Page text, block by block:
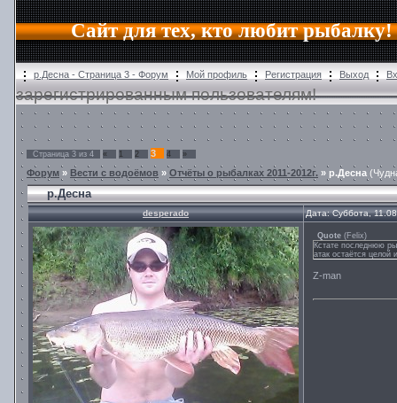
Сайт для тех, кто любит рыбалку!
р.Десна - Страница 3 - Форум Мой профиль Регистрация Выход
зарегистрированным пользователям!
Страница 3 из 4 « 1 2 3 4 »
Форум » Вести с водоёмов » Отчёты о рыбалках 2011-2012г. » р.Десна
р.Десна
desperado Дата: Суббота,
Quote (Felix)
Кстате последнюю
атак остаётся целой
Z-man